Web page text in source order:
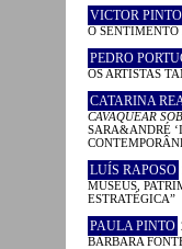
VICTOR
O SENTIMENTO
PEDRO
OS ARTISTAS
CATARINA
CAVAQUEAR
SARA&ANDRÉ
LUÍS RAPOSO
MUSEUS,
ESTRATÉGICA”
PAULA PINTO
BÁRBARA